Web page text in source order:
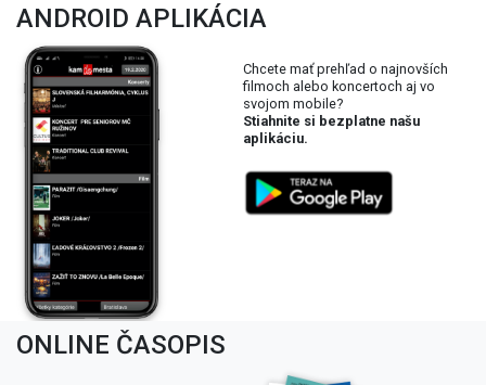
ANDROID APLIKÁCIA
Chcete mať prehľad o najnovších
filmoch alebo koncertoch aj vo
svojom mobile?
Stiahnite si bezplatne našu
aplikáciu.
ONLINE ČASOPIS